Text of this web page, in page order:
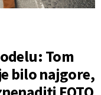
Tom
bilo najgore,